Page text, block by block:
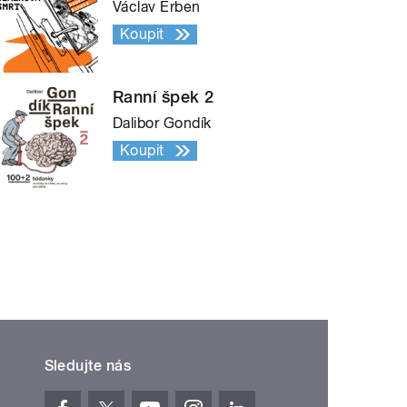
Václav Erben
Koupit
Ranní špek 2
Dalibor Gondík
Koupit
Sledujte nás